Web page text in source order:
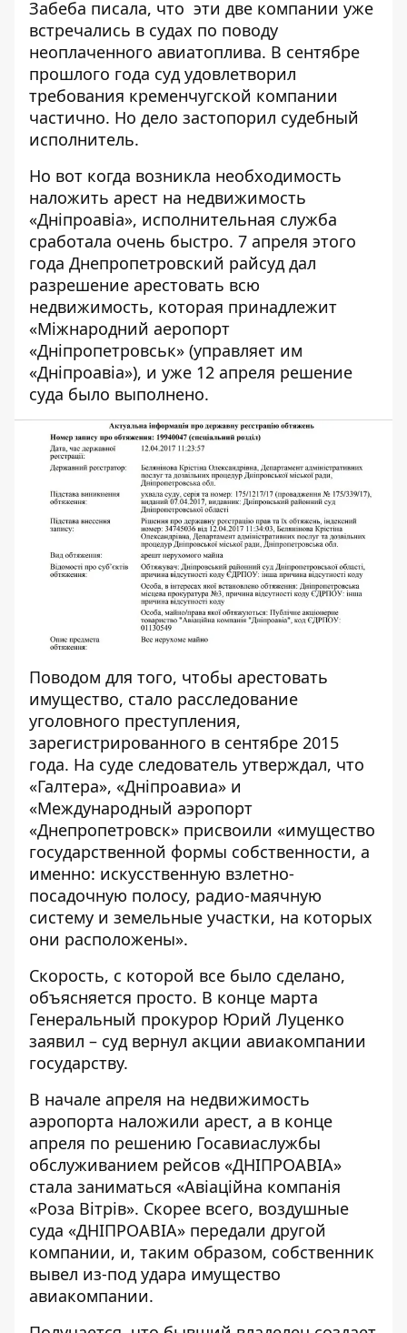
Забеба писала, что эти две компании уже
встречались в судах по поводу
неоплаченного авиатоплива. В сентябре
прошлого года суд удовлетворил
требования кременчугской компании
частично. Но дело застопорил судебный
исполнитель.
Но вот когда возникла необходимость
наложить арест на недвижимость
«Дніпроавіа», исполнительная служба
сработала очень быстро. 7 апреля этого
года Днепропетровский райсуд дал
разрешение арестовать всю
недвижимость, которая принадлежит
«Міжнародний аеропорт
«Дніпропетровськ» (управляет им
«Дніпроавіа»), и уже 12 апреля решение
суда было выполнено.
Поводом для того, чтобы арестовать
имущество, стало расследование
уголовного преступления,
зарегистрированного в сентябре 2015
года. На суде следователь утверждал, что
«Галтера», «Дніпроавиа» и
«Международный аэропорт
«Днепропетровск» присвоили «имущество
государственной формы собственности, а
именно: искусственную взлетно-
посадочную полосу, радио-маячную
систему и земельные участки, на которых
они расположены».
Скорость, с которой все было сделано,
объясняется просто. В конце марта
Генеральный прокурор Юрий Луценко
заявил – суд вернул акции авиакомпании
государству.
В начале апреля на недвижимость
аэропорта наложили арест, а в конце
апреля по решению Госавиаслужбы
обслуживанием рейсов «ДНІПРОАВІА»
стала заниматься «Авіаційна компанія
«Роза Вітрів». Скорее всего, воздушные
суда «ДНІПРОАВІА» передали другой
компании, и, таким образом, собственник
вывел из-под удара имущество
авиакомпании.